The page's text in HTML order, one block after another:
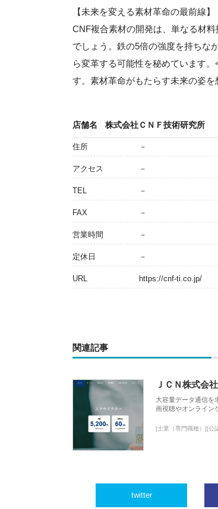
【未来を変える素材革命の最前線】
CNF複合素材の開発は、単なる材
でしょう。鉄の5倍の強度を持ちな
ら変革する可能性を秘めています
す。素材革命がもたらす未来の姿
店舗名 株式会社ＣＮＦ技術研究所
住所 －
アクセス －
TEL －
FAX －
営業時間 －
定休日 －
URL https://cnf-ti.co.jp/
関連記事
ＪＣＮ株式会
大容量データ通信を
画視聴やオンライン
[士業（専門職種）][公
twitter